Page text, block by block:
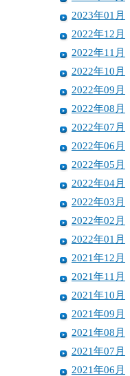
2023年01月
2022年12月
2022年11月
2022年10月
2022年09月
2022年08月
2022年07月
2022年06月
2022年05月
2022年04月
2022年03月
2022年02月
2022年01月
2021年12月
2021年11月
2021年10月
2021年09月
2021年08月
2021年07月
2021年06月